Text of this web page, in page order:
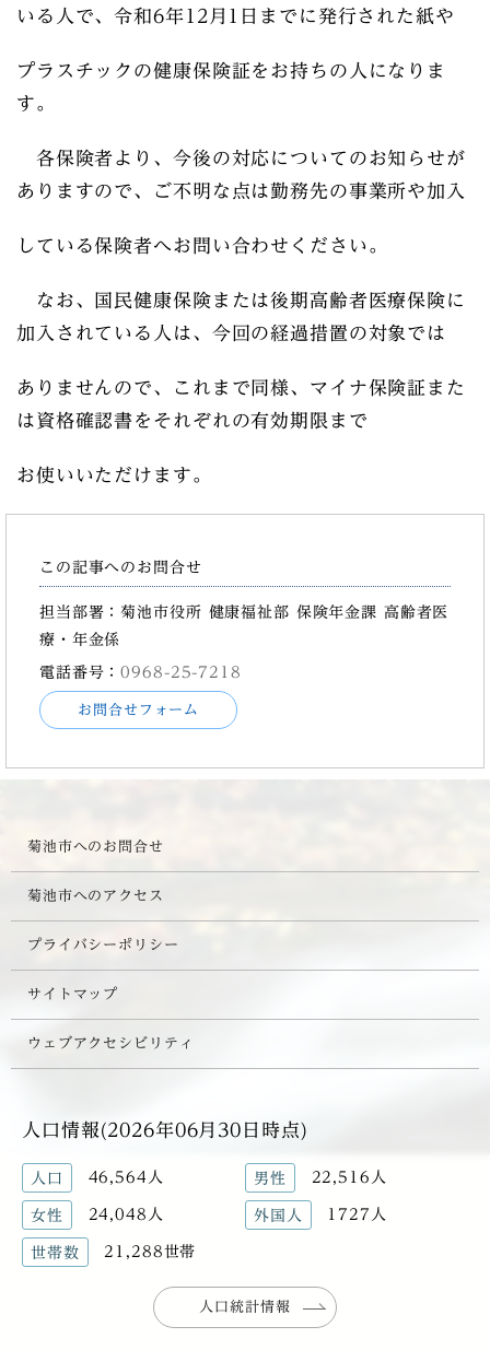
いる人で、令和6年12月1日までに発行された紙や
プラスチックの健康保険証をお持ちの人になりま
す。
各保険者より、今後の対応についてのお知らせが
ありますので、ご不明な点は勤務先の事業所や加入
している保険者へお問い合わせください。
なお、国民健康保険または後期高齢者医療保険に
加入されている人は、今回の経過措置の対象では
ありませんので、これまで同様、マイナ保険証また
は資格確認書をそれぞれの有効期限まで
お使いいただけます。
この記事へのお問合せ
担当部署：菊池市役所 健康福祉部 保険年金課 高齢者医
療・年金係
電話番号：0968-25-7218
お問合せフォーム
菊池市へのお問合せ
菊池市へのアクセス
プライバシーポリシー
サイトマップ
ウェブアクセシビリティ
人口情報(2026年06月30日時点)
人口 46,564人 男性 22,516人
女性 24,048人 外国人 1727人
世帯数 21,288世帯
人口統計情報